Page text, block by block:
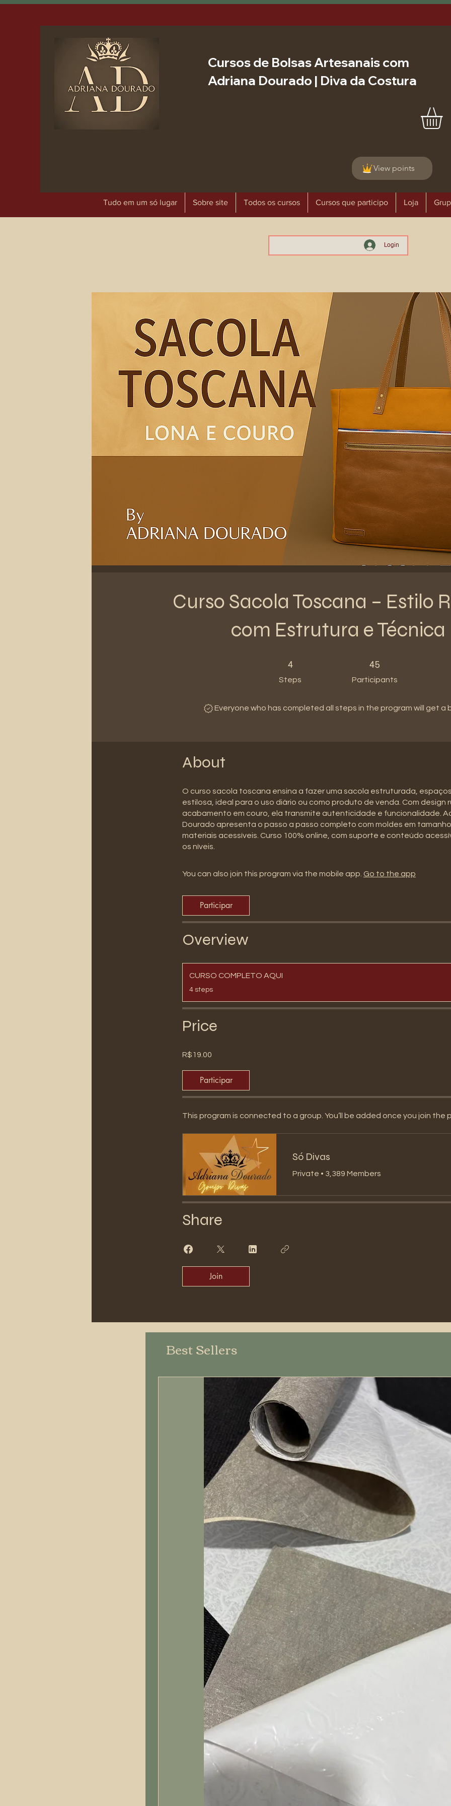
Cursos de Bolsas Artesanais com
Adriana Dourado | Diva da Costura
View points
Tudo em um só lugar Sobre site Todos os cursos Cursos que participo Loja
Login
Curso Sacola Toscana – Estilo
com Estrutura e Técnica
4
Steps
45
Participants
Everyone who has completed all steps in the program will get a
About
O curso sacola toscana ensina a fazer uma sacola estruturada,
estilosa, ideal para o uso diário ou como produto de venda. Com design
acabamento em couro, ela transmite autenticidade e funcionalidade.
Dourado apresenta o passo a passo completo com moldes em
materiais acessíveis. Curso 100% online, com suporte e conteúdo
os níveis.
You can also join this program via the mobile app. Go to the app
Participar
Overview
CURSO COMPLETO AQUI
.
4 steps
Price
R$19.00
Participar
This program is connected to a group. You’ll be added once you join the
Só Divas
Private • 3,389 Members
Share
Join
Best Sellers